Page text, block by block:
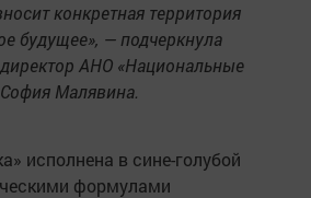
конкретная территория
будущее», — подчеркнула
АНО «Национальные
Малявина.
исполнена в сине-голубой
формулами